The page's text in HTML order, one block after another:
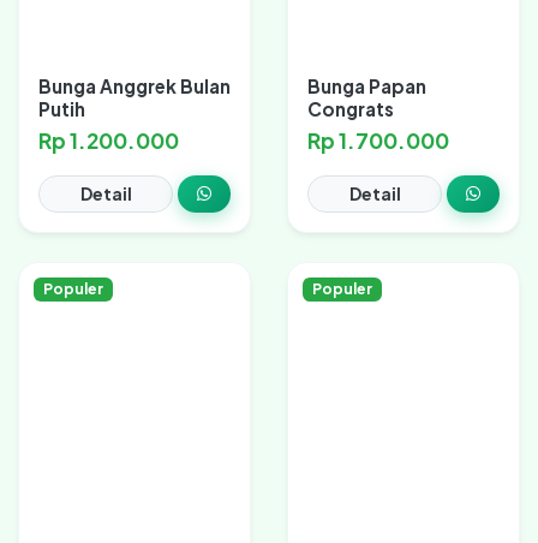
Bunga Anggrek Bulan
Putih
Rp 1.200.000
Detail
Bunga Papan
Congrats
Rp 1.700.000
Detail
Populer Populer